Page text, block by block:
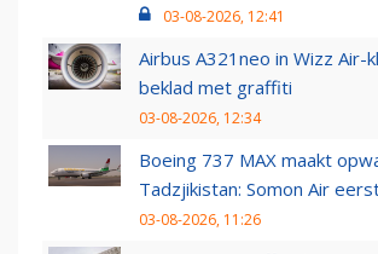
03-08-2026, 12:41
Airbus A321neo in Wizz Air-
beklad met graffiti
03-08-2026, 12:34
Boeing 737 MAX maakt
Tadzjikistan: Somon Air
03-08-2026, 11:26